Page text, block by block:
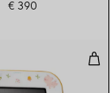
€ 390
Valse